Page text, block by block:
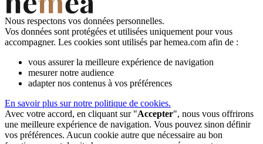
Nous respectons vos données personnelles.
Vos données sont protégées et utilisées uniquement pour vous
accompagner. Les cookies sont utilisés par hemea.com afin de :
vous assurer la meilleure expérience de navigation
mesurer notre audience
adapter nos contenus à vos préférences
En savoir plus sur notre politique de cookies.
Avec votre accord, en cliquant sur "Accepter", nous vous offrirons
une meilleure expérience de navigation. Vous pouvez sinon définir
vos préférences. Aucun cookie autre que nécessaire au bon